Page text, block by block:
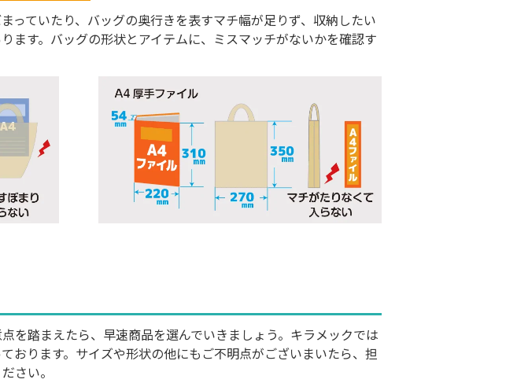
っていたり、バッグの奥行きを表すマチ幅が足りず、収納したい
ます。バッグの形状とアイテムに、ミスマッチがないかを確認す
を踏まえたら、早速商品を選んでいきましょう。キラメックでは
おります。サイズや形状の他にもご不明点がございまいたら、担
さい。